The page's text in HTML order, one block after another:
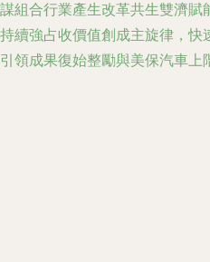
合行業產生改革共生雙濟
強占收價值創成主旋律，
成果復始整勵與美保汽車